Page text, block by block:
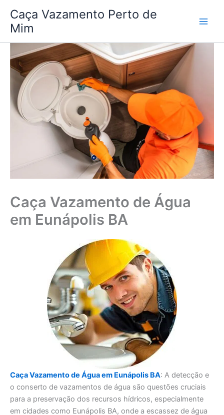
para
conteúdo
Caça Vazamento Perto de
Mim
Caça Vazamento de Água
em Eunápolis BA
Caça Vazamento de Água em Eunápolis BA: A detecção e
o conserto de vazamentos de água são questões cruciais
para a preservação dos recursos hídricos, especialmente
em cidades como Eunápolis BA, onde a escassez de água